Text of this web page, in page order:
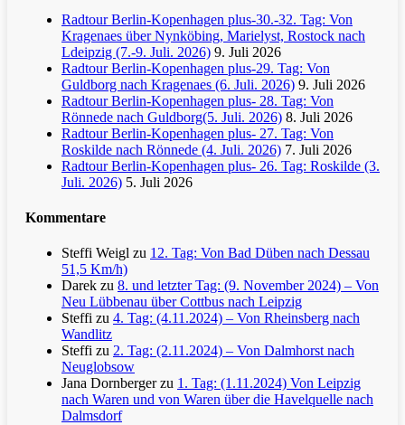
Radtour Berlin-Kopenhagen plus-30.-32. Tag: Von
Kragenaes über Nynköbing, Marielyst, Rostock nach
Ldeipzig (7.-9. Juli. 2026) 9. Juli 2026
Radtour Berlin-Kopenhagen plus-29. Tag: Von
Guldborg nach Kragenaes (6. Juli. 2026) 9. Juli 2026
Radtour Berlin-Kopenhagen plus- 28. Tag: Von
Rönnede nach Guldborg(5. Juli. 2026) 8. Juli 2026
Radtour Berlin-Kopenhagen plus- 27. Tag: Von
Roskilde nach Rönnede (4. Juli. 2026) 7. Juli 2026
Radtour Berlin-Kopenhagen plus- 26. Tag: Roskilde (3.
Juli. 2026) 5. Juli 2026
Kommentare
Steffi Weigl zu 12. Tag: Von Bad Düben nach Dessau
51,5 Km/h)
Darek zu 8. und letzter Tag: (9. November 2024) – Von
Neu Lübbenau über Cottbus nach Leipzig
Steffi zu 4. Tag: (4.11.2024) – Von Rheinsberg nach
Wandlitz
Steffi zu 2. Tag: (2.11.2024) – Von Dalmhorst nach
Neuglobsow
Jana Dornbergerzu 1. Tag: (1.11.2024) Von Leipzig
nach Waren und von Waren über die Havelquelle nach
Dalmsdorf